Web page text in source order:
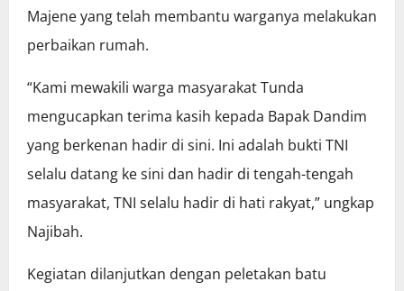
Majene yang telah membantu warganya melakukan
perbaikan rumah.
“Kami mewakili warga masyarakat Tunda
mengucapkan terima kasih kepada Bapak Dandim
yang berkenan hadir di sini. Ini adalah bukti TNI
selalu datang ke sini dan hadir di tengah-tengah
masyarakat, TNI selalu hadir di hati rakyat,” ungkap
Najibah.
Kegiatan dilanjutkan dengan peletakan batu